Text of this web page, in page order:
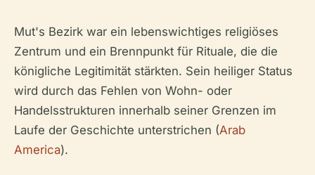
Mut's Bezirk war ein lebenswichtiges religiöses
Zentrum und ein Brennpunkt für Rituale, die die
königliche Legitimität stärkten. Sein heiliger Status
wird durch das Fehlen von Wohn- oder
Handelsstrukturen innerhalb seiner Grenzen im
Laufe der Geschichte unterstrichen (Arab
America).